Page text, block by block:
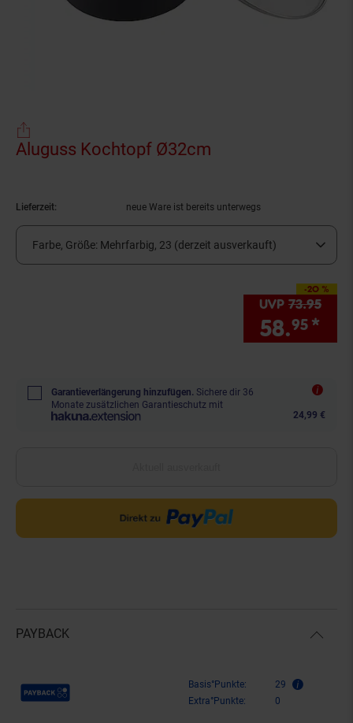
Aluguss Kochtopf Ø32cm
Lieferzeit: neue Ware ist bereits unterwegs
Farbe, Größe: Mehrfarbig, 23 (derzeit ausverkauft)
-20 %
Sie Sparen 20
UVP 73.95
58.95 *
Garantieverlängerung hinzufügen. Sichere dir 36
Monate zusätzlichen Garantieschutz mit
24,99 €
PAYBACK
Payback Punkte Basis°Punkte:
29
Extra°Punkte:
0